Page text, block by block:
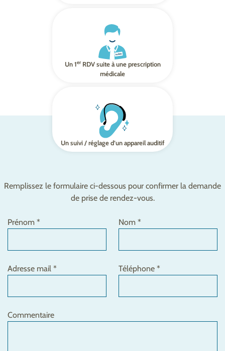
Un 1erRDV suite à une prescription
médicale
Un suivi / réglage d’un appareil auditif
Remplissez le formulaire ci-dessous pour confirmer la demande
de prise de rendez-vous.
Prénom * Nom *
Adresse mail * Téléphone *
Commentaire